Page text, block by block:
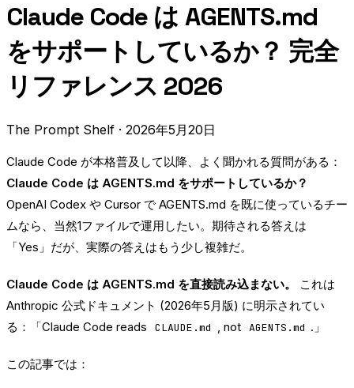
Claude Code は AGENTS.md
をサポートしているか？ 完全
リファレンス 2026
The Prompt Shelf · 2026年5月20日
Claude Code が本格普及して以降、よく聞かれる質問がある：
Claude Code は AGENTS.md をサポートしているか？
OpenAI Codex や Cursor で AGENTS.md を既に使っているチー
ムなら、当然1ファイルで運用したい。期待される答えは
「Yes」だが、実際の答えはもう少し複雑だ。
Claude Code は AGENTS.md を直接読み込まない。
これは
Anthropic 公式ドキュメント (2026年5月版) に明示されてい
る：「Claude Code reads
CLAUDE.md , not AGENTS.md .」
この記事では：